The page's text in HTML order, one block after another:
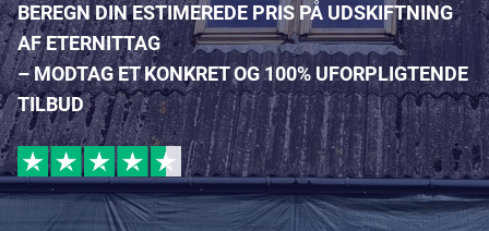
BEREGN DIN ESTIMEREDE PRIS PÅ UDSKIFTNING
AF ETERNITTAG
– MODTAG ET KONKRET OG 100% UFORPLIGTENDE
TILBUD